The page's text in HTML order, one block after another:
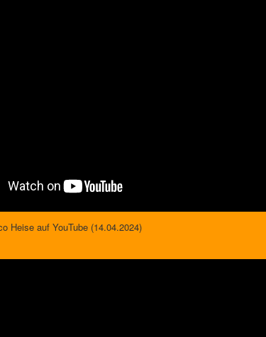
Heise auf YouTube (14.04.2024)